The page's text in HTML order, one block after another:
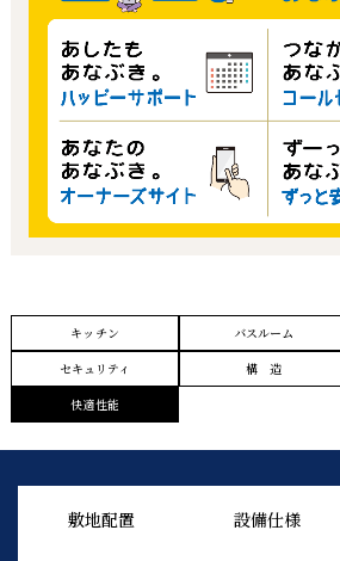
キッチン バスルーム
セキュリティ
構 造
快適性能
敷地配置 設備仕様